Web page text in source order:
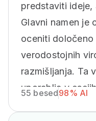
predstaviti ideje,
Glavni namen je
oceniti
verodostojnih
razmišljanja. Ta
uporablja v
55 besed98% AI